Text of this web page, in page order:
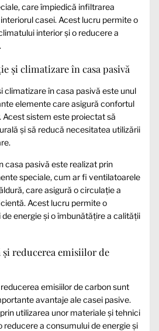
care împiedică infiltrarea
casei. Acest lucru permite o
interior și o reducere a
și climatizare în casa pasivă
climatizare în casa pasivă este unul
elemente care asigură confortul
Acest sistem este proiectat să
și să reducă necesitatea utilizării
casa pasivă este realizat prin
speciale, cum ar fi ventilatoarele
care asigură o circulație a
Acest lucru permite o
energie și o îmbunătățire a calității
reducerea emisiilor de
emisiilor de carbon sunt
avantaje ale casei pasive.
utilizarea unor materiale și tehnici
reducere a consumului de energie și